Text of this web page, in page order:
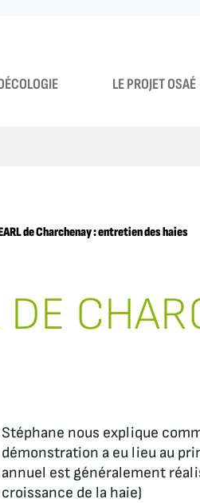
LE PROJET OSAÉ
de Charchenay : entretien des haies
DE
Stéphane nous explique
démonstration a eu lieu au
annuel est généralement
croissance de la haie)